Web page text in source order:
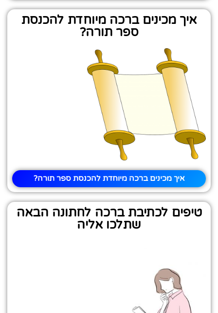
איך מכינים ברכה מיוחדת להכנסת
ספר תורה?
איך מכינים ברכה מיוחדת להכנסת ספר תורה?
טיפים לכתיבת ברכה לחתונה הבאה
שתלכו אליה